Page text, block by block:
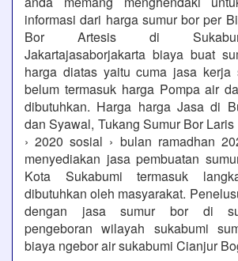
informasi dari harga sumur bor per
Bor Artesis di
Jakartajasaborjakarta biaya buat
harga diatas yaitu cuma jasa kerja
belum termasuk harga Pompa air
dibutuhkan. Harga harga Jasa di
dan Syawal, Tukang Sumur Bor
› 2020 sosial › bulan ramadhan
menyediakan jasa pembuatan
Kota Sukabumi termasuk
dibutuhkan oleh masyarakat.
dengan jasa sumur bor di
pengeboran wilayah sukabumi
biaya ngebor air sukabumi Cianjur